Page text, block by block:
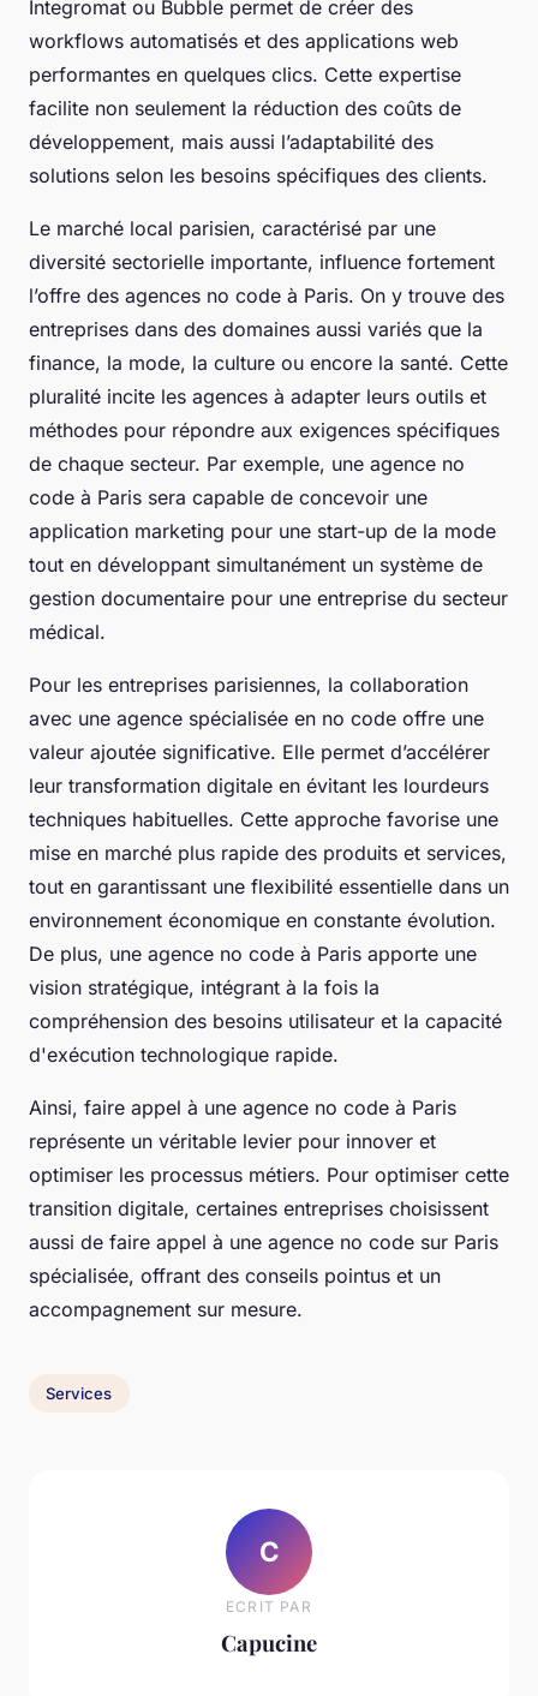
Integromat ou Bubble permet de créer des
workflows automatisés et des applications web
performantes en quelques clics. Cette expertise
facilite non seulement la réduction des coûts de
développement, mais aussi l’adaptabilité des
solutions selon les besoins spécifiques des clients.
Le marché local parisien, caractérisé par une
diversité sectorielle importante, influence fortement
l’offre des agences no code à Paris. On y trouve des
entreprises dans des domaines aussi variés que la
finance, la mode, la culture ou encore la santé. Cette
pluralité incite les agences à adapter leurs outils et
méthodes pour répondre aux exigences spécifiques
de chaque secteur. Par exemple, une agence no
code à Paris sera capable de concevoir une
application marketing pour une start-up de la mode
tout en développant simultanément un système de
gestion documentaire pour une entreprise du secteur
médical.
Pour les entreprises parisiennes, la collaboration
avec une agence spécialisée en no code offre une
valeur ajoutée significative. Elle permet d’accélérer
leur transformation digitale en évitant les lourdeurs
techniques habituelles. Cette approche favorise une
mise en marché plus rapide des produits et services,
tout en garantissant une flexibilité essentielle dans un
environnement économique en constante évolution.
De plus, une agence no code à Paris apporte une
vision stratégique, intégrant à la fois la
compréhension des besoins utilisateur et la capacité
d'exécution technologique rapide.
Ainsi, faire appel à une agence no code à Paris
représente un véritable levier pour innover et
optimiser les processus métiers. Pour optimiser cette
transition digitale, certaines entreprises choisissent
aussi de faire appel à une agence no code sur Paris
spécialisée, offrant des conseils pointus et un
accompagnement sur mesure.
Services
C
ECRIT PAR
Capucine